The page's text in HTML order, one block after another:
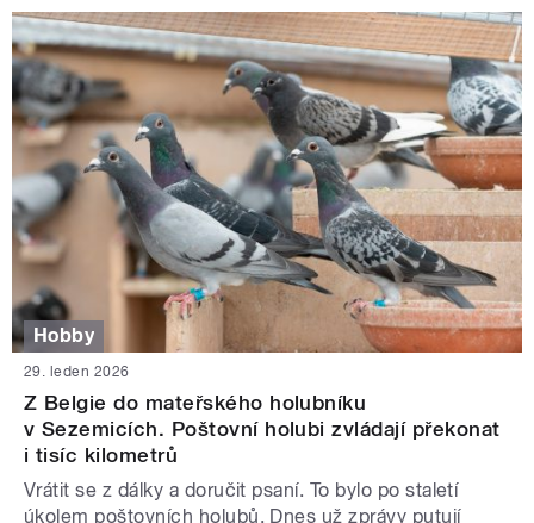
Hobby
29. leden 2026
Z Belgie do mateřského holubníku
v Sezemicích. Poštovní holubi zvládají překonat
i tisíc kilometrů
Vrátit se z dálky a doručit psaní. To bylo po staletí
úkolem poštovních holubů. Dnes už zprávy putují